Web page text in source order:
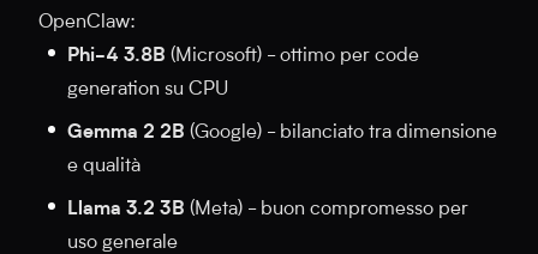
OpenClaw:
Phi-4 3.8B (Microsoft) - ottimo per code
generation su CPU
Gemma 2 2B (Google) - bilanciato tra dimensione
e qualità
Llama 3.2 3B (Meta) - buon compromesso per
uso generale